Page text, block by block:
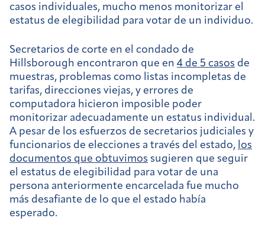
casos individuales, mucho menos monitorizar el
estatus de elegibilidad para votar de un individuo.
Secretarios de corte en el condado de
Hillsborough encontraron que en 4 de 5 casos de
muestras, problemas como listas incompletas de
tarifas, direcciones viejas, y errores de
computadora hicieron imposible poder
monitorizar adecuadamente un estatus individual.
A pesar de los esfuerzos de secretarios judiciales y
funcionarios de elecciones a través del estado, los
documentos que obtuvimos sugieren que seguir
el estatus de elegibilidad para votar de una
persona anteriormente encarcelada fue mucho
más desafiante de lo que el estado había
esperado.